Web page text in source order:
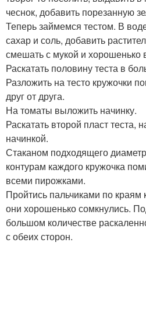
чеснок, добавить порезанную
Теперь займемся тестом. В
сахар и соль, добавить
смешать с мукой и хорошенько
Раскатать половину теста в
Разложить на тесто кружочки
друг от друга.
На томаты выложить начинку.
Раскатать второй пласт теста,
начинкой.
Стаканом подходящего
контурам каждого кружочка
всеми пирожками.
Пройтись пальчиками по
они хорошенько сомкнулись.
большом количестве
с обеих сторон.